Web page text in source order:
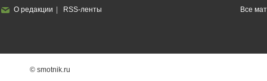
О редакции RSS-ленты Все
© smotnik.ru